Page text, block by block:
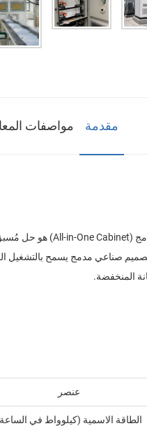
مقدمة مواصفات
المنخفضة.
عنصر
الطاقة الاسمية (كيلوواط في